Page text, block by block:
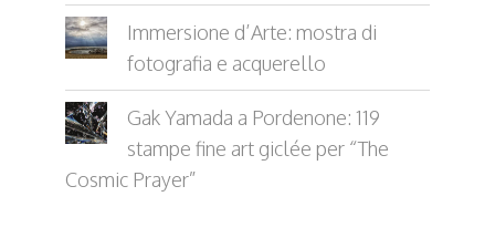
Immersione d’Arte: mostra di
fotografia e acquerello
Gak Yamada a Pordenone: 119
stampe fine art giclée per “The
Cosmic Prayer”